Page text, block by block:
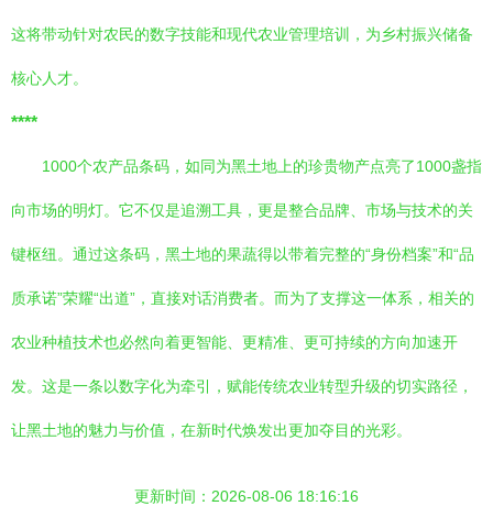
这将带动针对农民的数字技能和现代农业管理培训，为乡村振兴储备
核心人才。
****
1000个农产品条码，如同为黑土地上的珍贵物产点亮了1000盏指
向市场的明灯。它不仅是追溯工具，更是整合品牌、市场与技术的关
键枢纽。通过这条码，黑土地的果蔬得以带着完整的“身份档案”和“品
质承诺”荣耀“出道”，直接对话消费者。而为了支撑这一体系，相关的
农业种植技术也必然向着更智能、更精准、更可持续的方向加速开
发。这是一条以数字化为牵引，赋能传统农业转型升级的切实路径，
让黑土地的魅力与价值，在新时代焕发出更加夺目的光彩。
更新时间：2026-08-06 18:16:16